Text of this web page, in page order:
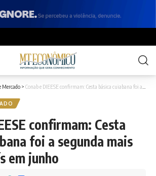
Mercado > Conab e DIEESE confirmam: Cesta básica cuiabana foi a segunda mais cara do país em junho
confirmam: Cesta
foi a segunda mais
em junho